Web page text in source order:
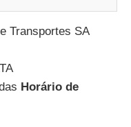
Transportes SA
Horário de